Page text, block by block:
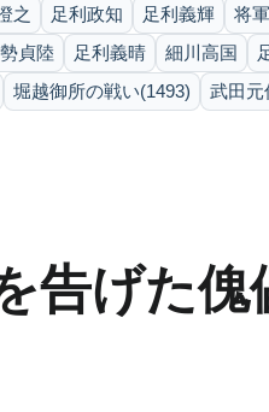
之 足利政知 足利義輝 将
貞陸 足利義晴 細川高国
堀越御所の戦い(1493) 武田元
告げた